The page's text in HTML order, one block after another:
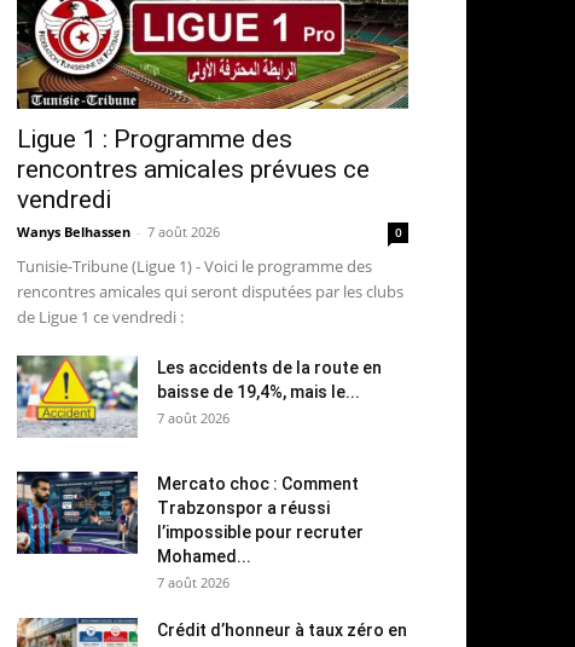
Ligue 1 : Programme des
rencontres amicales prévues ce
vendredi
Wanys Belhassen - 7 août 2026 0
Tunisie-Tribune (Ligue 1) - Voici le programme des
rencontres amicales qui seront disputées par les clubs
de Ligue 1 ce vendredi :
Les accidents de la route en
baisse de 19,4%, mais le...
7 août 2026
Mercato choc : Comment
Trabzonspor a réussi
l’impossible pour recruter
Mohamed...
7 août 2026
Crédit d’honneur à taux zéro en